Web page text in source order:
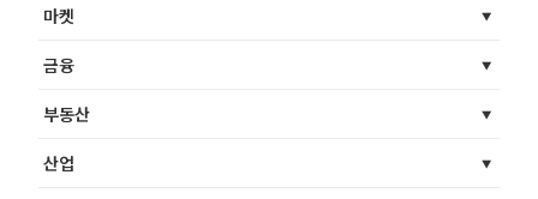
마켓
금융
부동산
산업